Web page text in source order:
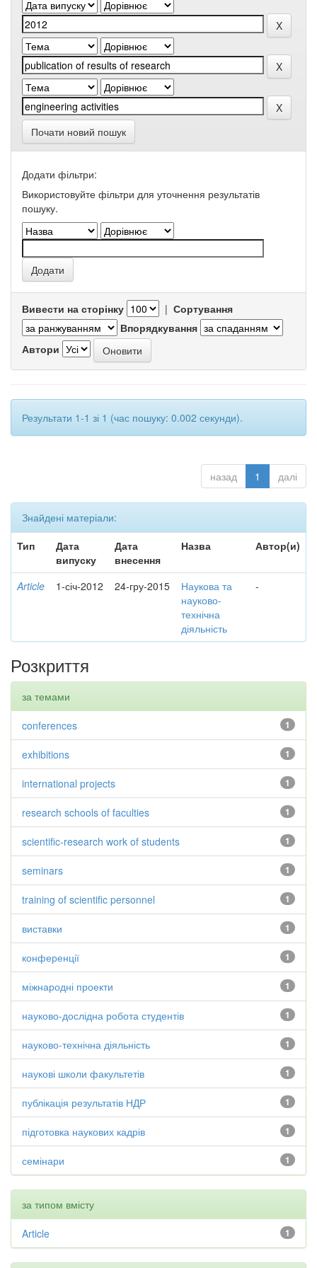
Почати новий пошук
Додати фільтри:
Використовуйте фільтри для уточнення результатів
пошуку.
Вивести на сторінку | Сортування
Впорядкування
Автори
Результати 1-1 зі 1 (час пошуку: 0.002 секунди).
назад 1 далі
Знайдені матеріали:
Тип
Дата
випуску
Дата
внесення
Назва Автор(и)
Article 1-січ-2012 24-гру-2015
Наукова та
науково-
технічна
діяльність
-
Розкриття
за темами
1
conferences
1
exhibitions
1
international projects
1
research schools of faculties
1
scientific-research work of students
1
seminars
1
training of scientific personnel
1
виставки
1
конференції
1
міжнародні проекти
1
науково-дослідна робота студентів
1
науково-технічна діяльність
1
наукові школи факультетів
1
публікація результатів НДР
1
підготовка наукових кадрів
1
семінари
за типом вмісту
1
Article